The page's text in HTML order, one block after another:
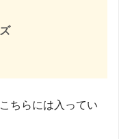
ちらには入ってい